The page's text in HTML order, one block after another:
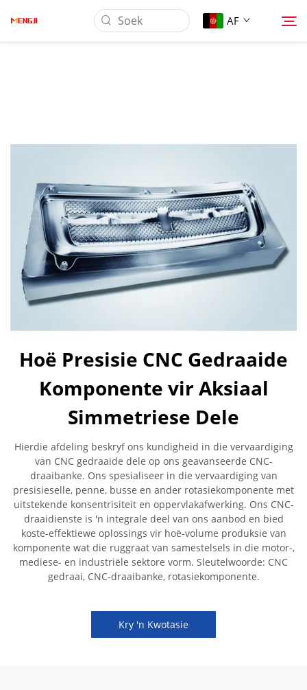
AF
Laai Af
Nuus
Kontak Ons
Hoë Presisie CNC Gedraaide
Komponente vir Aksiaal
Simmetriese Dele
Hierdie afdeling beskryf ons kundigheid in die vervaardiging
van CNC gedraaide dele op ons geavanseerde CNC-
draaibanke. Ons spesialiseer in die vervaardiging van
presisieselle, penne, busse en ander rotasiekomponente met
uitstekende konsentrisiteit en oppervlakafwerking. Ons CNC-
draaidienste is 'n integrale deel van ons aanbod en bied
koste-effektiewe oplossings vir hoë-volume produksie van
komponente wat die ruggraat van samestelsels in die motor-,
mediese- en industriële sektore vorm. Sleutelwoorde: CNC
gedraai, CNC-draaibanke, rotasiekomponente.
Kry 'n Kwotasie